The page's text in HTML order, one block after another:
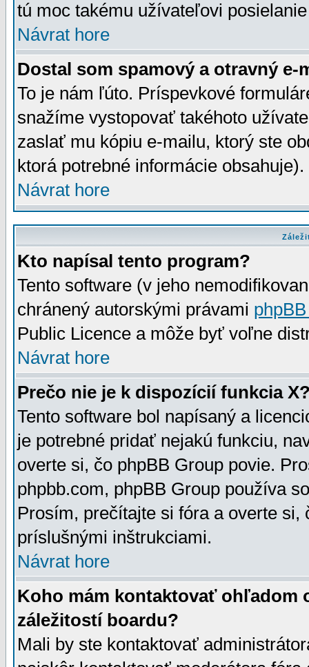
tú moc takému užívateľovi
Návrat hore
Dostal som spamový a otravný e-
To je nám ľúto. Príspevkové
snažíme vystopovať takéhoto
zaslať mu kópiu e-mailu, ktorý ste
ktorá potrebné informácie
Návrat hore
Kto napísal tento program?
Tento software (v jeho
chránený autorskými právami
Public Licence a môže byť voľne
Návrat hore
Prečo nie je k dispozícií funkcia
Tento software bol napísaný a
je potrebné pridať nejakú funkciu,
overte si, čo phpBB Group povie.
phpbb.com, phpBB Group používa
Prosím, prečítajte si fóra a overte
príslušnými inštrukciami.
Návrat hore
Koho mám kontaktovať ohľadom
záležitostí boardu?
Mali by ste kontaktovať